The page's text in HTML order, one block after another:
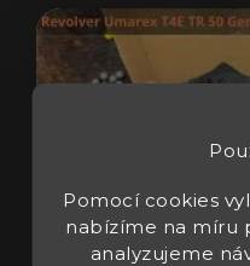
Pomocí cookies
nabízíme na míru
analyzujeme